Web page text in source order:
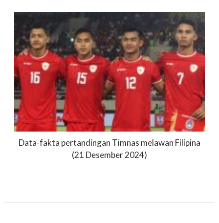
Data-fakta pertandingan Timnas melawan Filipina
(21 Desember 2024)